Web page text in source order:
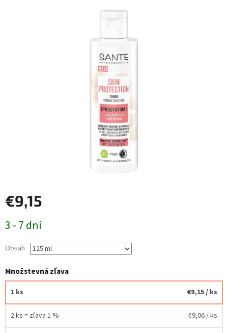
€9,15
cena:
3 - 7 dní
Obsah
Množstevná zľava
1 ks €9,15/ ks
2 ks = zľava 1 % €9,06/ ks